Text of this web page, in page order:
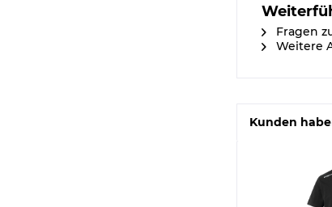
Fragen
Weitere
Kunden